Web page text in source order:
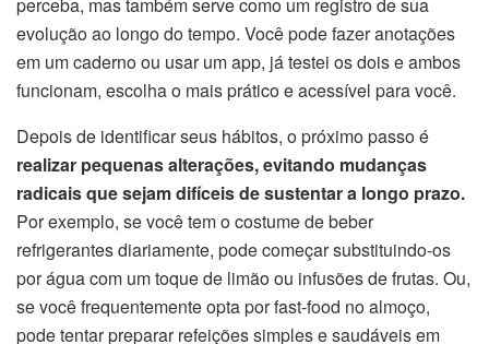
evolução ao longo do tempo. Você pode fazer anotações
em um caderno ou usar um app, já testei os dois e ambos
funcionam, escolha o mais prático e acessível para você.
Depois de identificar seus hábitos, o próximo passo é
realizar pequenas alterações, evitando mudanças
radicais que sejam difíceis de sustentar a longo prazo.
Por exemplo, se você tem o costume de beber
refrigerantes diariamente, pode começar substituindo-os
por água com um toque de limão ou infusões de frutas. Ou,
se você frequentemente opta por fast-food no almoço,
pode tentar preparar refeições simples e saudáveis em